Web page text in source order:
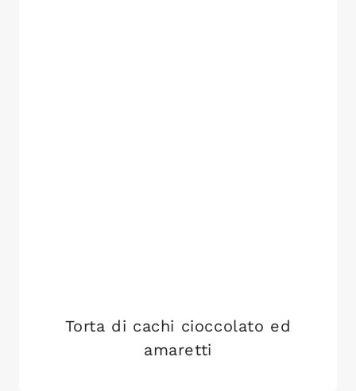
Torta di cachi cioccolato ed
amaretti